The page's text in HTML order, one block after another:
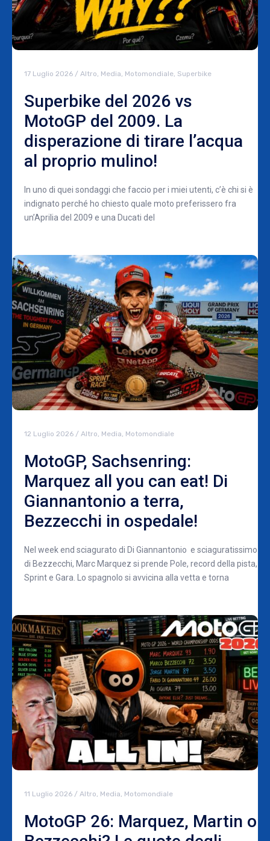
17 Luglio 2026 / Altro, Media, Motomondiale, Superbike
Superbike del 2026 vs
MotoGP del 2009. La
disperazione di tirare l’acqua
al proprio mulino!
In uno di quei sondaggi che faccio per i miei utenti, c’è chi si è
indignato perché ho chiesto quale moto preferissero fra
un’Aprilia del 2009 e una Ducati del
12 Luglio 2026 / Altro, Media, Motomondiale
MotoGP, Sachsenring:
Marquez all you can eat! Di
Giannantonio a terra,
Bezzecchi in ospedale!
Nel week end sciagurato di Di Giannantonio e sciaguratissimo
di Bezzecchi, Marc Marquez si prende Pole, record della pista,
Sprint e Gara. Lo spagnolo si avvicina alla vetta e torna
11 Luglio 2026 / Altro, Media, Motomondiale
MotoGP 26: Marquez, Martin o